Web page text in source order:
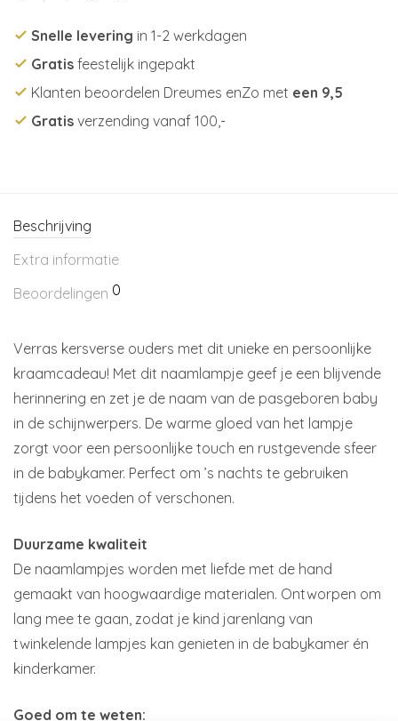
Snelle levering in 1-2 werkdagen
Gratis feestelijk ingepakt
Klanten beoordelen Dreumes enZo met een 9,5
Gratis verzending vanaf 100,-
Beschrijving
Extra informatie
Beoordelingen 0
Verras kersverse ouders met dit unieke en persoonlijke
kraamcadeau! Met dit naamlampje geef je een blijvende
herinnering en zet je de naam van de pasgeboren baby
in de schijnwerpers. De warme gloed van het lampje
zorgt voor een persoonlijke touch en rustgevende sfeer
in de babykamer. Perfect om ’s nachts te gebruiken
tijdens het voeden of verschonen.
Duurzame kwaliteit
De naamlampjes worden met liefde met de hand
gemaakt van hoogwaardige materialen. Ontworpen om
lang mee te gaan, zodat je kind jarenlang van
twinkelende lampjes kan genieten in de babykamer én
kinderkamer.
Goed om te weten: